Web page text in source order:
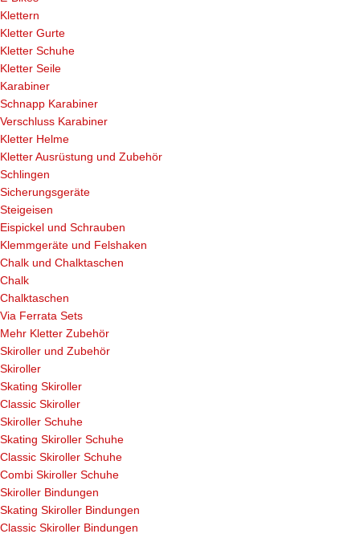
Klettern
Kletter Gurte
Kletter Schuhe
Kletter Seile
Karabiner
Schnapp Karabiner
Verschluss Karabiner
Kletter Helme
Kletter Ausrüstung und Zubehör
Schlingen
Sicherungsgeräte
Steigeisen
Eispickel und Schrauben
Klemmgeräte und Felshaken
Chalk und Chalktaschen
Chalk
Chalktaschen
Via Ferrata Sets
Mehr Kletter Zubehör
Skiroller und Zubehör
Skiroller
Skating Skiroller
Classic Skiroller
Skiroller Schuhe
Skating Skiroller Schuhe
Classic Skiroller Schuhe
Combi Skiroller Schuhe
Skiroller Bindungen
Skating Skiroller Bindungen
Classic Skiroller Bindungen